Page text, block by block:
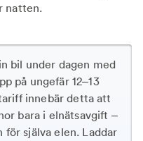
natten.
bil under dagen med
på ungefär 12–13
innebär detta att
bara i elnätsavgift –
själva elen. Laddar